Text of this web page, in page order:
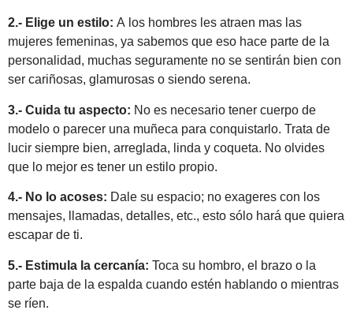
2.- Elige un estilo: A los hombres les atraen mas las
mujeres femeninas, ya sabemos que eso hace parte de la
personalidad, muchas seguramente no se sentirán bien con
ser cariñosas, glamurosas o siendo serena.
3.- Cuida tu aspecto: No es necesario tener cuerpo de
modelo o parecer una muñeca para conquistarlo. Trata de
lucir siempre bien, arreglada, linda y coqueta. No olvides
que lo mejor es tener un estilo propio.
4.- No lo acoses: Dale su espacio; no exageres con los
mensajes, llamadas, detalles, etc., esto sólo hará que quiera
escapar de ti.
5.- Estimula la cercanía: Toca su hombro, el brazo o la
parte baja de la espalda cuando estén hablando o mientras
se ríen.